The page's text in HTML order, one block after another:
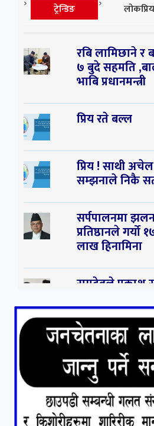
ट्रेन्डिङ लोकप्रिय
रबि लामिछाने र
७ बुदे सहमति
भाबि प्रधानमन्त्री
प्रिय रते बल्ल
प्रिय ! साथी अचेल
सम्झनाले निकै
सर्पपालनमा
प्रतिष्ठानले गर्यो
लाख हिनामिना
रामदेवले
पनि ठूलो स्टार
संघियता खारेज
झलनाथ खनाल
कृष्ण
बृहत देउडा खेल